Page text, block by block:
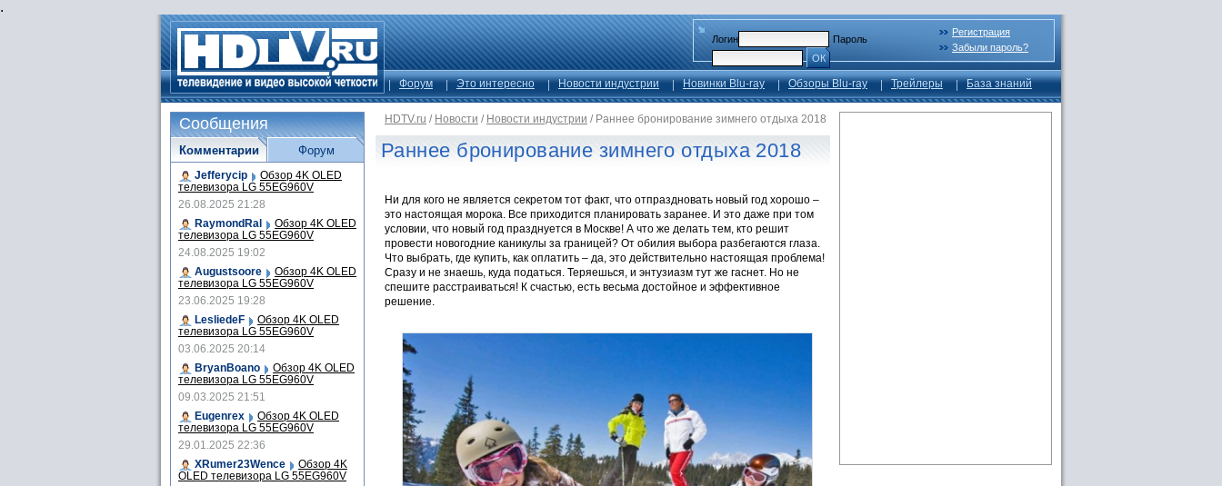
.
Логин
Пароль
ОК
Регистрация
Забыли пароль?
Форум Это интересно Новости индустрии Новинки Blu-ray Обзоры Blu-ray Трейлеры База знаний
HDTV.ru / Новости / Новости индустрии / Раннее бронирование зимнего отдыха 2018
Раннее бронирование зимнего отдыха 2018
Ни для кого не является секретом тот факт, что отпраздновать новый год хорошо –
это настоящая морока. Все приходится планировать заранее. И это даже при том
условии, что новый год празднуется в Москве! А что же делать тем, кто решит
провести новогодние каникулы за границей? От обилия выбора разбегаются глаза.
Что выбрать, где купить, как оплатить – да, это действительно настоящая проблема!
Сразу и не знаешь, куда податься. Теряешься, и энтузиазм тут же гаснет. Но не
спешите расстраиваться! К счастью, есть весьма достойное и эффективное
решение.
Сообщения
Комментарии
Jefferycip Обзор 4K OLED
телевизора LG 55EG960V
26.08.2025 21:28
RaymondRal
Обзор 4K OLED
телевизора LG 55EG960V
24.08.2025 19:02
Augustsoore
Обзор 4K OLED
телевизора LG 55EG960V
23.06.2025 19:28
LesliedeF
Обзор 4K OLED
телевизора LG 55EG960V
03.06.2025 20:14
BryanBoano
Обзор 4K OLED
телевизора LG 55EG960V
09.03.2025 21:51
Eugenrex
Обзор 4K OLED
телевизора LG 55EG960V
29.01.2025 22:36
XRumer23Wence
Обзор 4K
OLED телевизора LG 55EG960V
Форум